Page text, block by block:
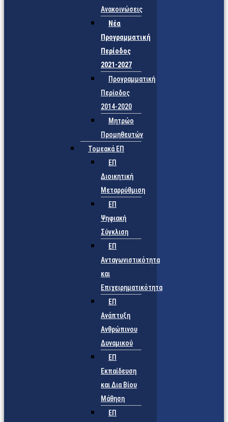
Ανακοινώσεις
Νέα
Προγραμματική
Περίοδος
2021-2027
Προγραμματική
Περίοδος
2014-2020
Μητρώο
Προμηθευτών
Τομεακά ΕΠ
ΕΠ
Διοικητική
Μεταρρύθμιση
ΕΠ
Ψηφιακή
Σύγκλιση
ΕΠ
Ανταγωνιστικότητα
και
Επιχειρηματικότητα
ΕΠ
Ανάπτυξη
Ανθρώπινου
Δυναμικού
ΕΠ
Εκπαίδευση
και Δια Βίου
Μάθηση
ΕΠ